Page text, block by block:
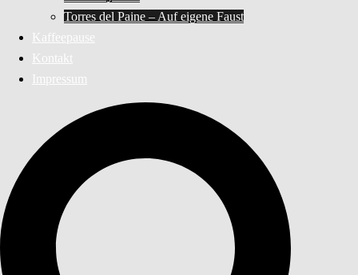
Torres del Paine – Auf eigene Faust
Kaffeepause
Kontakt
Impressum